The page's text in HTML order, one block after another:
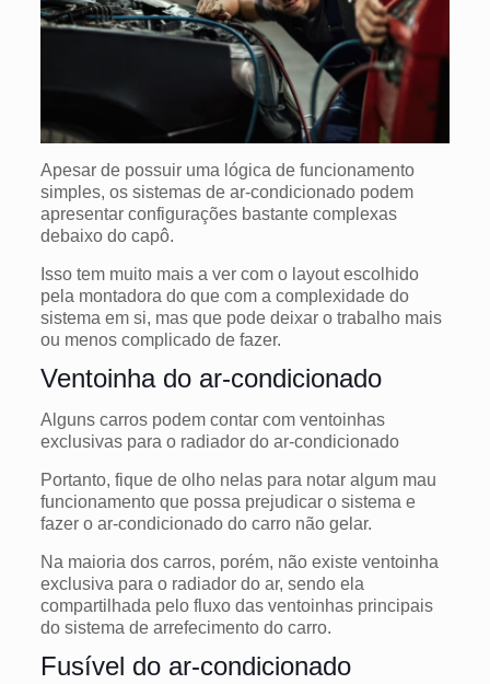
Apesar de possuir uma lógica de funcionamento
simples, os sistemas de ar-condicionado podem
apresentar configurações bastante complexas
debaixo do capô.
Isso tem muito mais a ver com o layout escolhido
pela montadora do que com a complexidade do
sistema em si, mas que pode deixar o trabalho mais
ou menos complicado de fazer.
Ventoinha do ar-condicionado
Alguns carros podem contar com ventoinhas
exclusivas para o radiador do ar-condicionado
Portanto, fique de olho nelas para notar algum mau
funcionamento que possa prejudicar o sistema e
fazer o ar-condicionado do carro não gelar.
Na maioria dos carros, porém, não existe ventoinha
exclusiva para o radiador do ar, sendo ela
compartilhada pelo fluxo das ventoinhas principais
do sistema de arrefecimento do carro.
Fusível do ar-condicionado